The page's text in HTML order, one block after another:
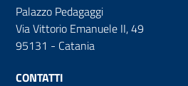
Palazzo Pedagaggi
Via Vittorio Emanuele II, 49
95131 - Catania
CONTATTI